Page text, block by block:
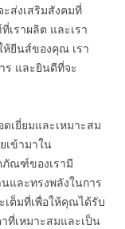
ส่งเสริมสังคมที่
ราผลิต และเรา
ยีนส์ของคุณ เรา
ร และยินดีที่จะ
เยี่ยมและเหมาะสม
เข้ามาใน
ภัณฑ์ของเรามี
และทรงพลังในการ
ต็มที่เพื่อให้คุณได้รับ
ที่เหมาะสมและเป็น